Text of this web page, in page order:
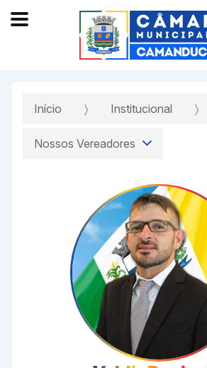
Início Institucional
Nossos Vereadores